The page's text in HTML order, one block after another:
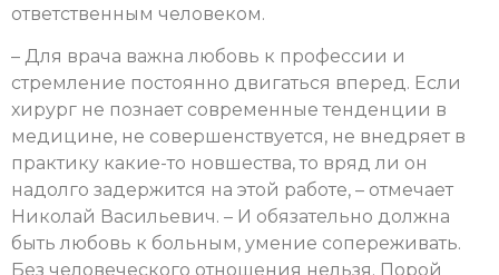
ответственным человеком.
– Для врача важна любовь к профессии и
стремление постоянно двигаться вперед. Если
хирург не познает современные тенденции в
медицине, не совершенствуется, не внедряет в
практику какие-то новшества, то вряд ли он
надолго задержится на этой работе, – отмечает
Николай Васильевич. – И обязательно должна
быть любовь к больным, умение сопереживать.
Без человеческого отношения нельзя. Порой